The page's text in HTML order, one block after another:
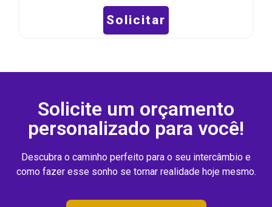
Solicitar
Solicite um orçamento
personalizado para você!
Descubra o caminho perfeito para o seu intercâmbio e
como fazer esse sonho se tornar realidade hoje mesmo.